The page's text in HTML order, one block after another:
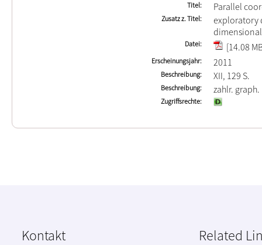
Titel Parallel
Zusatz z. Titel
exploratory
Datei [14.08
Erscheinungsjahr 2011
Beschreibung XII, 129 S.
Beschreibung zahlr. graph.
Zugriffsrechte
Kontakt Related